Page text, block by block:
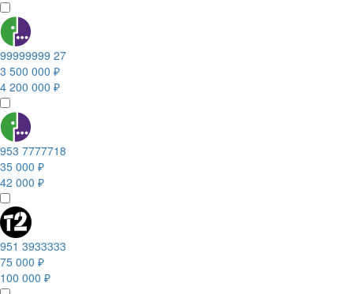
99999999 27
3 500 000 ₽
4 200 000 ₽
953 7777718
35 000 ₽
42 000 ₽
951 3933333
75 000 ₽
100 000 ₽